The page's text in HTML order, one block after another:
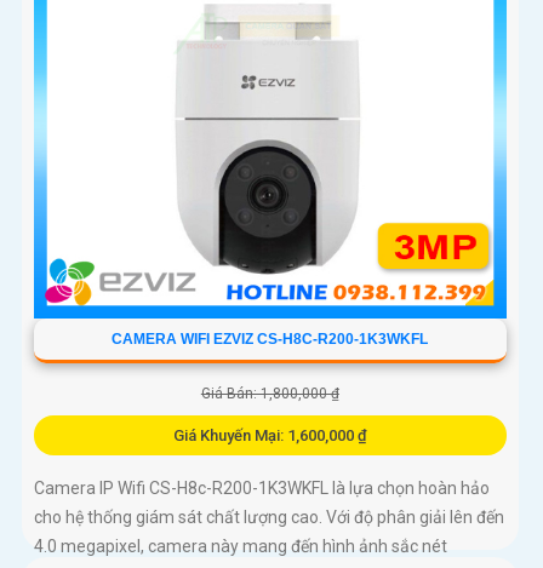
khả năng thu âm và phát âm thanh to rõ
CAMERA WIFI EZVIZ CS-H8C-R200-1K3WKFL
Giá Bán: 1,800,000 ₫
Giá Khuyến Mại: 1,600,000 ₫
Camera IP Wifi CS-H8c-R200-1K3WKFL là lựa chọn hoàn hảo
cho hệ thống giám sát chất lượng cao. Với độ phân giải lên đến
4.0 megapixel, camera này mang đến hình ảnh sắc nét